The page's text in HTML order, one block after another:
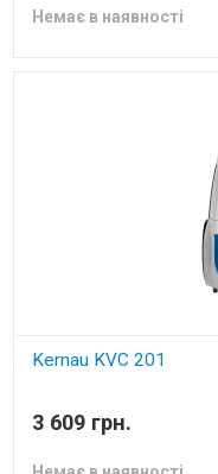
Немає в наявності
Kernau KVC 201
3 609 грн.